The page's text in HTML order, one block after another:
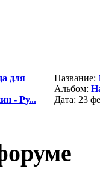
для
- Ру...
Название:
Альбом:
Дата: 23